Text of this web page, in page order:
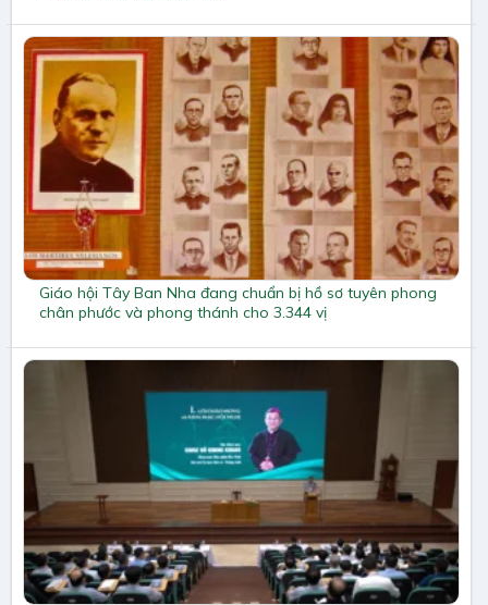
Giáo hội Tây Ban Nha đang chuẩn bị hồ sơ tuyên phong
chân phước và phong thánh cho 3.344 vị